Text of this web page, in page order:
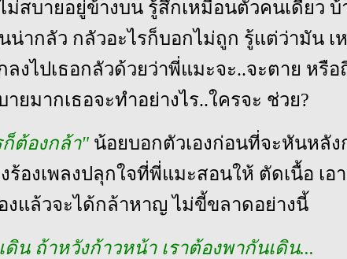
ม่สบายอยู่ข้างบน รู้สึกเหมือนตัวคนเดียว
น่ากลัว กลัวอะไรก็บอกไม่ถูก รู้แต่ว่ามัน เ
งไปเธอกลัวด้วยว่าพี่แมะจะ..จะตาย หรือ
ายมากเธอจะทำอย่างไร..ใครจะ ช่วย?
ก็ต้องกล้า" น้อยบอกตัวเองก่อนที่จะหันหลัง
ร้องเพลงปลุกใจที่พี่แมะสอนให้ ตัดเนื้อ เอ
งแล้วจะได้กล้าหาญ ไม่ขี้ขลาดอย่างนี้
ดิน ถ้าหวังก้าวหน้า เราต้องพากันเดิน...